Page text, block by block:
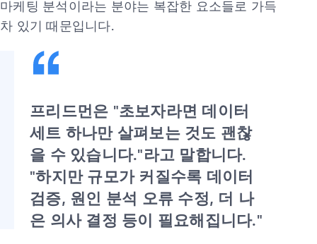
마케팅 분석이라는 분야는 복잡한 요소들로 가득
차 있기 때문입니다.
프리드먼은 "초보자라면 데이터
세트 하나만 살펴보는 것도 괜찮
을 수 있습니다."라고 말합니다.
"하지만 규모가 커질수록 데이터
검증, 원인 분석 오류 수정, 더 나
은 의사 결정 등이 필요해집니다."